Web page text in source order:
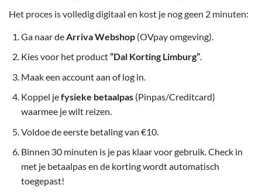
Het proces is volledig digitaal en kost je nog geen 2 minuten:
Ga naar de Arriva Webshop(OVpay omgeving).
Kies voor het product“Dal Korting Limburg”.
Maak een account aan of log in.
Koppel jefysieke betaalpas(Pinpas/Creditcard)
waarmee je wilt reizen.
Voldoe de eerste betaling van €10.
Binnen 30 minuten is je pas klaar voor gebruik. Check in
met je betaalpas en de korting wordt automatisch
toegepast!